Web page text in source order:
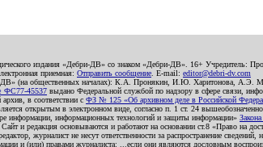
издания «Дебри-ДВ» со знаком «Дебри-ДВ». 16+
приемная: Отправить сообщение . E-mail: editor@debri-dv.com
ДВ» (на общественных началах): К.А. Пронякин, И.Ю.
45537 выдано Федеральной службой по надзору в сфере связи,
в соответствии с ФЗ № 125 «Об архивном деле в Российской
открытым в электронном виде, согласно п. 1 ст. 24
информации, информационных технологий и защиты информации»
Сайт и редакция основываются и работают на основании ст.8 «Право на
журналист не несут ответственности за распространение
и (или) правами журналиста: ...если они являются дословным